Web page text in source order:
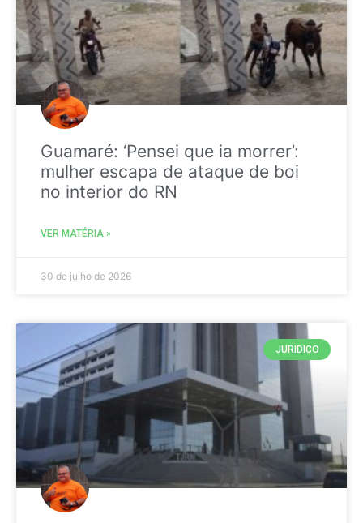
Guamaré: ‘Pensei que ia morrer’:
mulher escapa de ataque de boi
no interior do RN
VER MATÉRIA »
30 de julho de 2026
JURIDICO